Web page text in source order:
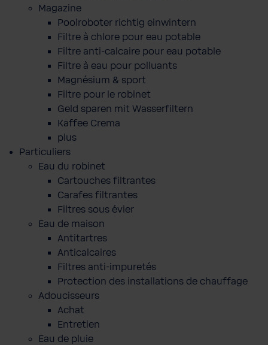
Magazine
Poolroboter richtig einwintern
Filtre à chlore pour eau potable
Filtre anti-calcaire pour eau potable
Filtre à eau pour polluants
Magnésium & sport
Filtre pour le robinet
Geld sparen mit Wasserfiltern
Kaffee Crema
plus
Particuliers
Eau du robinet
Cartouches filtrantes
Carafes filtrantes
Filtres sous évier
Eau de maison
Antitartres
Anticalcaires
Filtres anti-impuretés
Protection des installations de chauffage
Adoucisseurs
Achat
Entretien
Eau de pluie